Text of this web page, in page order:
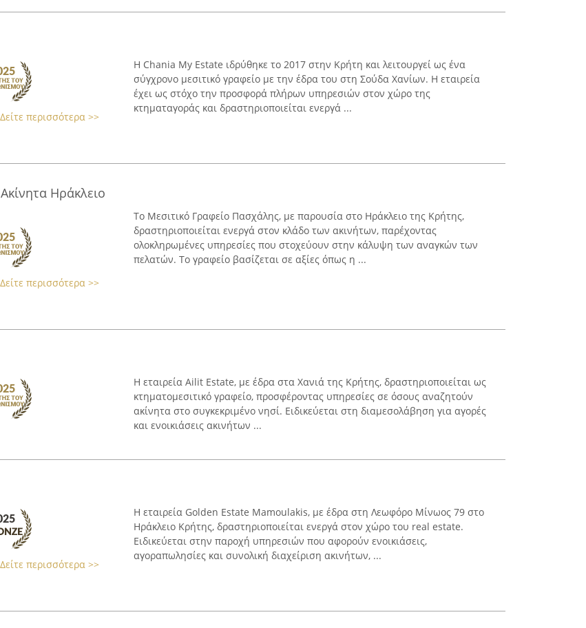
Δείτε περισσότερα >>
Η Chania My Estate ιδρύθηκε το 2017 στην Κρήτη και λειτουργεί ως ένα
σύγχρονο μεσιτικό γραφείο με την έδρα του στη Σούδα Χανίων. Η εταιρεία
έχει ως στόχο την προσφορά πλήρων υπηρεσιών στον χώρο της
κτηματαγοράς και δραστηριοποιείται ενεργά ...
Ηράκλειο
Δείτε περισσότερα >>
Το Μεσιτικό Γραφείο Πασχάλης, με παρουσία στο Ηράκλειο της Κρήτης,
δραστηριοποιείται ενεργά στον κλάδο των ακινήτων, παρέχοντας
ολοκληρωμένες υπηρεσίες που στοχεύουν στην κάλυψη των αναγκών των
πελατών. Το γραφείο βασίζεται σε αξίες όπως η ...
Η εταιρεία Ailit Estate, με έδρα στα Χανιά της Κρήτης, δραστηριοποιείται ως
κτηματομεσιτικό γραφείο, προσφέροντας υπηρεσίες σε όσους αναζητούν
ακίνητα στο συγκεκριμένο νησί. Ειδικεύεται στη διαμεσολάβηση για αγορές
και ενοικιάσεις ακινήτων ...
Δείτε περισσότερα >>
Η εταιρεία Golden Estate Mamoulakis, με έδρα στη Λεωφόρο Μίνωος 79 στο
Ηράκλειο Κρήτης, δραστηριοποιείται ενεργά στον χώρο του real estate.
Ειδικεύεται στην παροχή υπηρεσιών που αφορούν ενοικιάσεις,
αγοραπωλησίες και συνολική διαχείριση ακινήτων, ...